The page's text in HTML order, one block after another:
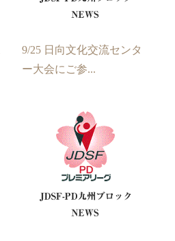
9/25 日向文化交流センタ
ー大会にご参...